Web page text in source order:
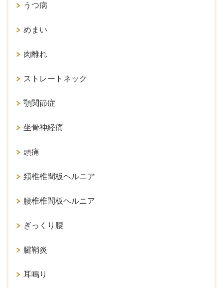
うつ病
めまい
肉離れ
ストレートネック
顎関節症
坐骨神経痛
頭痛
頚椎椎間板ヘルニア
腰椎椎間板ヘルニア
ぎっくり腰
腱鞘炎
耳鳴り